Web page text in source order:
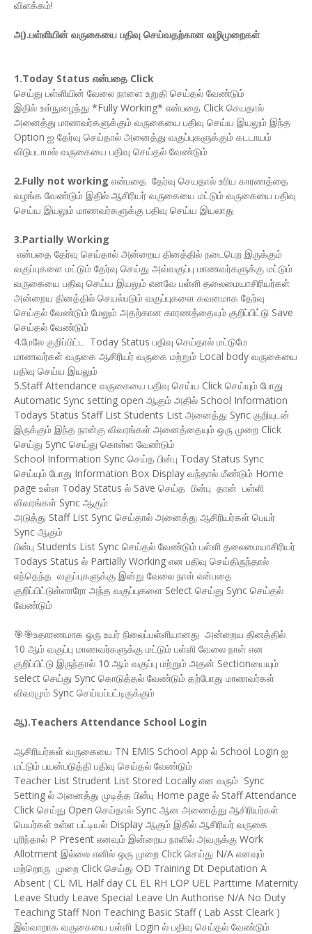
விளக்கம்!
அ).பள்ளியின் வருகையை பதிவு செய்வதற்கான வழிமுறைகள்
1.Today Status என்பதை Click
செய்து பள்ளியின் வேலை நாளை உறுதி செய்தல் வேண்டும்
இதில் உள்நுழைந்து *Fully Working* என்பதை Click செயதால்
அனைத்து மாணவர்களுக்கும் வருகையை பதிவு செய்ய இயலும் இந்த
Option ஐ தேர்வு செய்தால் அனைத்து வகுப்புகளுக்கும் கடடாயம்
விடுபடாமல் வருகையை பதிவு செய்தல் வேண்டும்
2.Fully not working என்பதை தேர்வு செயதால் உரிய காரணத்தை
வழங்க வேண்டும் இதில் ஆசிரியர் வருகையை மட்டும் வருகையை பதிவு
செய்ய இயலும் மாணவர்களுக்கு பதிவு செய்ய இயலாது
3.Partially Working
என்பதை தேர்வு செய்தால் அன்றைய தினத்தில் நடைபெற இருக்கும்
வகுப்புகளை மட்டும் தேர்வு செய்து அவ்வகுப்பு மாணவர்களுக்கு மட்டும்
வருகையை பதிவு செய்ய இயலும் எனவே பள்ளி தலைமையாசிரியர்கள்
அன்றைய தினத்தில் செயல்படும் வகுப்புகளை கவனமாக தேர்வு
செய்தல் வேண்டும் மேலும் அதற்கான காரணத்தையும் குறிப்பிட்டு Save
செய்தல் வேண்டும்
4.மேலே குறிப்பிட்ட Today Status பதிவு செய்தால் மட்டுமே
மாணவர்கள் வருகை ஆசிரியர் வருகை மற்றும் Local body வருகையை
பதிவு செய்ய இயலும்
5.Staff Attendance வருகையை பதிவு செய்ய Click செய்யும் போது
Automatic Sync setting open ஆகும் அதில் School Information
Todays Status Staff List Students List அனைத்து Sync குறியுடன்
இருக்கும் இந்த நான்கு விவரங்கள் அனைத்தையும் ஒரு முறை Click
செய்து Sync செய்து கொள்ள வேண்டும்
School Information Sync செய்த பின்பு Today Status Sync
செய்யும் போது Information Box Display வந்தால் மீண்டும் Home
page உள்ள Today Status ல் Save செய்த பின்பு தான் பள்ளி
விவரங்கள் Sync ஆகும்
அடுத்து Staff List Sync செய்தால் அனைத்து ஆசிரியர்கள் பெயர்
Sync ஆகும்
பின்பு Students List Sync செய்தல் வேண்டும் பள்ளி தலைமையாசிரியர்
Todays Status ல் Partially Working என பதிவு செய்திருந்தால்
எந்தெந்த வகுப்புகளுக்கு இன்று வேலை நாள் என்பதை
குறிப்பிட்டுள்ளாரோ அந்த வகுப்புகளை Select செய்து Sync செய்தல்
வேண்டும்
🎯🎯உதாரணமாக ஒரு உயர் நிலைப்பள்ளியானது அன்றைய தினத்தில்
10 ஆம் வகுப்பு மாணவர்களுக்கு மட்டும் பள்ளி வேலை நாள் என
குறிப்பிட்டு இருந்தால் 10 ஆம் வகுப்பு மற்றும் அதன் Sectionயையும்
select செய்து Sync கொடுத்தல் வேண்டும் தற்போது மாணவர்கள்
விவரமும் Sync செய்யப்பட்டிருக்கும்
ஆ).Teachers Attendance School Login
ஆசிரியர்கள் வருகையை TN EMIS School App ல் School Login ஐ
மட்டும் பயன்படுத்தி பதிவு செய்தல் வேண்டும்
Teacher List Strudent List Stored Locally என வரும் Sync
Setting ல் அனைத்து முடித்த பின்பு Home page ல் Staff Attendance
Click செய்து Open செய்தால் Sync ஆன அணைத்து ஆசிரியர்கள்
பெயர்கள் உள்ள பட்டியல் Display ஆகும் இதில் ஆசிரியர் வருகை
புரிந்தால் P Present எனவும் இன்றைய நாளில் அவருக்கு Work
Allotment இல்லை எனில் ஒரு முறை Click செய்து N/A எனவும்
மற்றொரு முறை Click செய்து OD Training Dt Deputation A
Absent ( CL ML Half day CL EL RH LOP UEL Parttime Maternity
Leave Study Leave Special Leave Un Authorise N/A No Duty
Teaching Staff Non Teaching Basic Staff ( Lab Asst Cleark )
இவ்வாறாக வருகையை பள்ளி Login ல் பதிவு செய்தல் வேண்டும்